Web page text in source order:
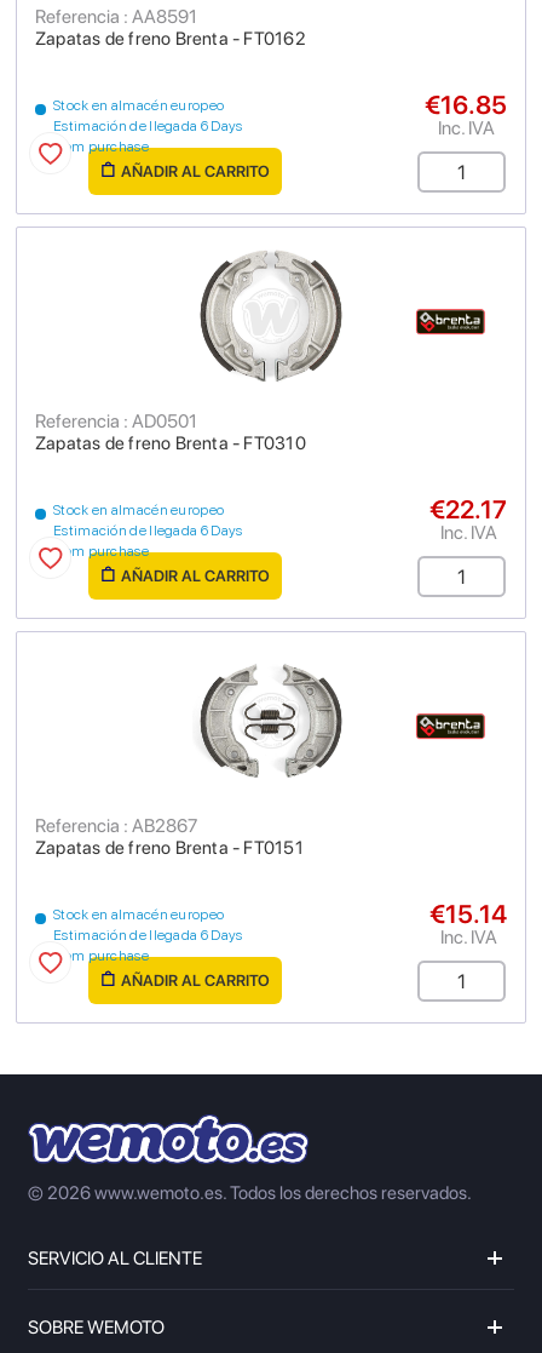
Zapatas de freno Brenta - FT0162
Referencia : AA8591
Stock en almacén europeo
Estimación de llegada 6 Days
from purchase
€16.85
Inc. IVA
AÑADIR AL CARRITO
Zapatas de freno Brenta - FT0310
Referencia : AD0501
Stock en almacén europeo
Estimación de llegada 6 Days
from purchase
€22.17
Inc. IVA
AÑADIR AL CARRITO
Zapatas de freno Brenta - FT0151
Referencia : AB2867
Stock en almacén europeo
Estimación de llegada 6 Days
from purchase
€15.14
Inc. IVA
AÑADIR AL CARRITO
© 2026 www.wemoto.es.Todos los derechos reservados.
SERVICIO AL CLIENTE
SOBRE WEMOTO